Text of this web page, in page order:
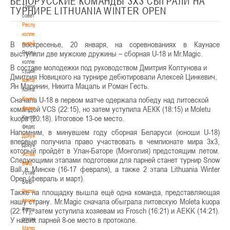
Тренерский
совет
Республиканская
коллегия
судей
Республиканская
коллегия
судей
Контакты
Контакты
Контакты
федерации
Контакты
федерации
Документы
Документы
Устав
БФБ
Устав
БФБ
Регламентирующие
документы
Регламентирующие
документы
Материалы
ТУРНИРЕ LITHUANIA WINTER OPEN
В воскресенье, 20 января, на соревнованиях в Каунасе
выступили две мужские дружины – сборная U-18 и Mr.Magic.
В составе молодежки под руководством Дмитрия Колтунова и
Дмитрия Новицкого на турнире дебютировали Алексей Цинкевич,
Ян Маринин, Никита Мацаль и Роман Гесть.
Сначала U-18 в первом матче одержала победу над литовской
командой VCS (22:15), но затем уступила АЕКК (18:15) и Moletu
kuopa (20:18). Итоговое 13-ое место.
Напомним, в минувшем году сборная Беларуси (юноши U-18)
впервые получила право участвовать в чемпионате мира 3х3,
который пройдёт в Улан-Баторе (Монголия) предстоящим летом.
Следующими этапами подготовки для парней станет турнир Snow
Ball в Минске (16-17 февраля), а также 2 этапа Lithuania Winter
Open (февраль и март).
Также на площадку вышла ещё одна команда, представляющая
нашу страну. Mr.Magic сначала обыграла литовскую Moleta kuopa
(22:17), затем уступила хозяевам из Frosch (16:21) и AEKK (14:21).
У наших парней 8-ое место в протоколе.